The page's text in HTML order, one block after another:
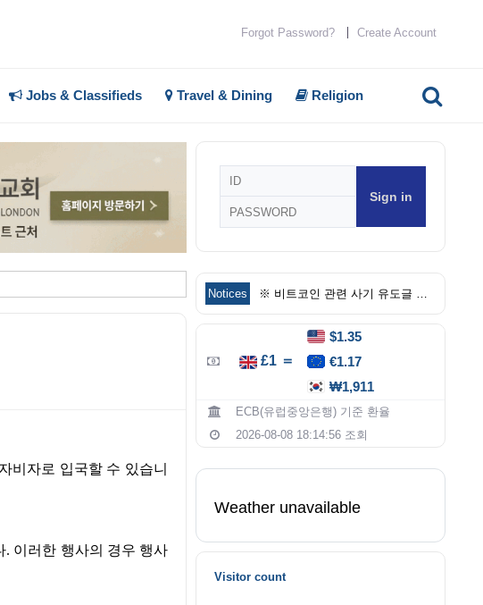
Forgot Password? Create Account
Jobs & Classifieds Travel & Dining Religion
비자로 입국할 수 있습니
. 이러한 행사의 경우 행사
Notices ※ 비트코인 관련 사기 유도글 주의
$1.35
£1 ＝
€1.17
₩1,911
ECB(유럽중앙은행) 기준 환율
2026-08-08 18:14:56 조회
Weather unavailable
Visitor count